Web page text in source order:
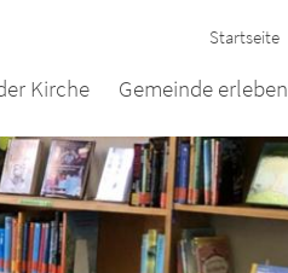
Startseite
Kirche Gemeinde erleben